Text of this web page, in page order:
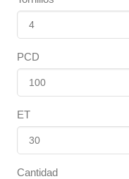
PCD
ET
Cantidad